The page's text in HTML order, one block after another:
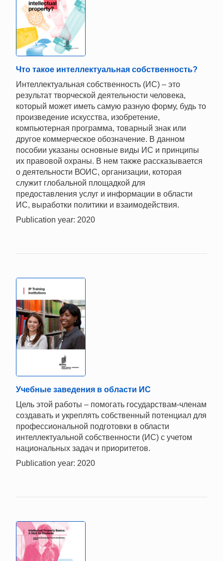
Что такое интеллектуальная собственность?
Интеллектуальная собственность (ИС) – это
результат творческой деятельности человека,
который может иметь самую разную форму, будь то
произведение искусства, изобретение,
компьютерная программа, товарный знак или
другое коммерческое обозначение. В данном
пособии указаны основные виды ИС и принципы
их правовой охраны. В нем также рассказывается
о деятельности ВОИС, организации, которая
служит глобальной площадкой для
предоставления услуг и информации в области
ИС, выработки политики и взаимодействия.
Publication year: 2020
Учебные заведения в области ИС
Цель этой работы – помогать государствам-членам
создавать и укреплять собственный потенциал для
профессиональной подготовки в области
интеллектуальной собственности (ИС) с учетом
национальных задач и приоритетов.
Publication year: 2020